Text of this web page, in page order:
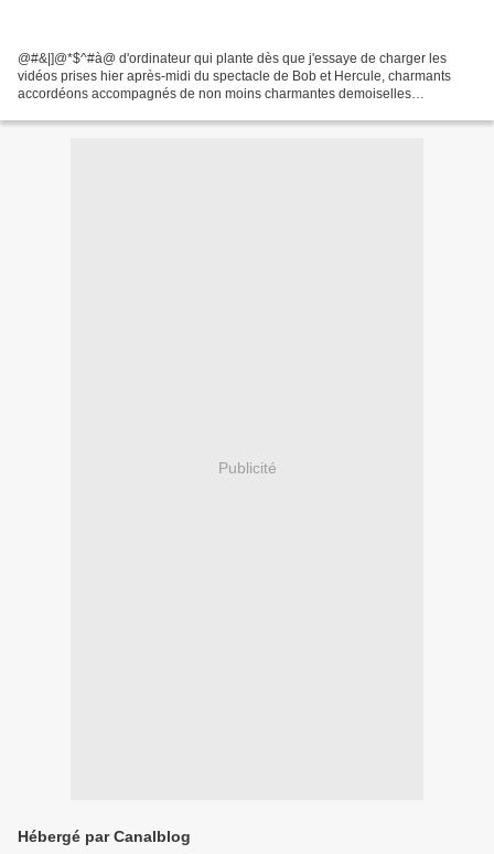
@#&|]@*$^#à@ d'ordinateur qui plante dès que j'essaye de charger les
vidéos prises hier après-midi du spectacle de Bob et Hercule, charmants
accordéons accompagnés de non moins charmantes demoiselles
Publicité
Hébergé par Canalblog